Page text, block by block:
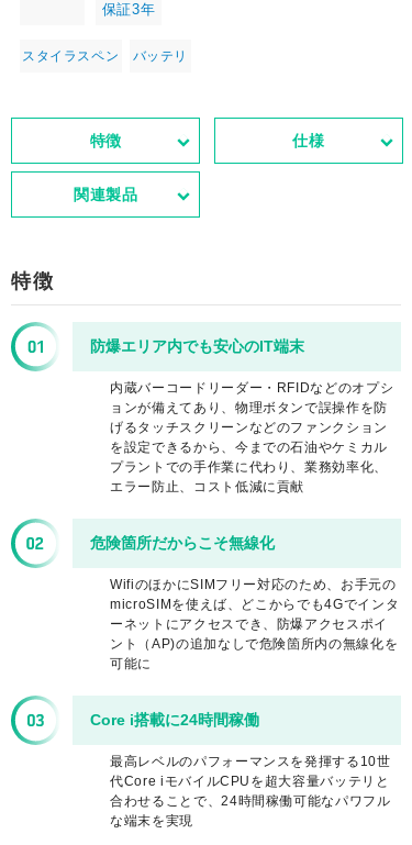
保証3年
スタイラスペン バッテリ
特徴 仕様
関連製品
特徴
防爆エリア内でも安心のIT端末
内蔵バーコードリーダー・RFIDなどのオプシ
ョンが備えてあり、物理ボタンで誤操作を防
げるタッチスクリーンなどのファンクション
を設定できるから、今までの石油やケミカル
プラントでの手作業に代わり、業務効率化、
エラー防止、コスト低減に貢献
危険箇所だからこそ無線化
WifiのほかにSIMフリー対応のため、お手元の
microSIMを使えば、どこからでも4Gでインタ
ーネットにアクセスでき、防爆アクセスポイ
ント（AP)の追加なしで危険箇所内の無線化を
可能に
Core i搭載に24時間稼働
最高レベルのパフォーマンスを発揮する10世
代Core iモバイルCPUを超大容量バッテリと
合わせることで、24時間稼働可能なパワフル
な端末を実現